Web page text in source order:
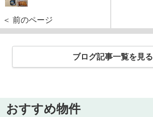
＜ 前のページ
ブログ記事一覧を見る
おすすめ物件